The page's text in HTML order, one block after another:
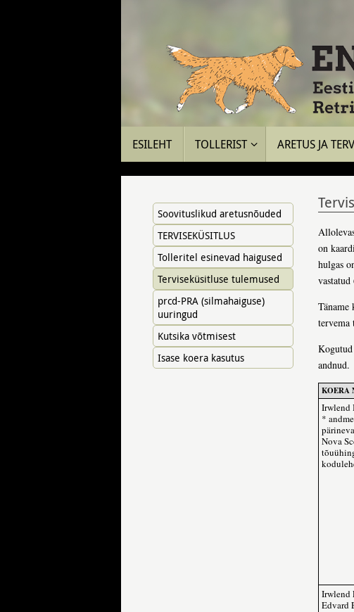
content
ESILEHT TOLLERIST ARETUS JA
on
hulgas
Täname
andnud.
KOERA
Irwlend
*
Nova
Irwlend
Edvard
Soovituslikud aretusnõuded
TERVISEKÜSITLUS
Tolleritel esinevad haigused
Terviseküsitluse tulemused
prcd-PRA (silmahaiguse)
uuringud
Kutsika võtmisest
Isase koera kasutus